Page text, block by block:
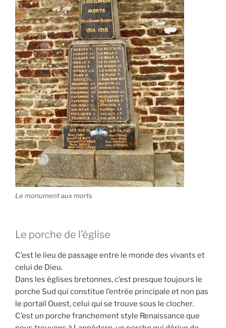
Le monument aux morts
Le porche de l’église
C’est le lieu de passage entre le monde des vivants et
celui de Dieu.
Dans les églises bretonnes, c’est presque toujours le
porche Sud qui constitue l’entrée principale et non pas
le portail Ouest, celui qui se trouve sous le clocher.
C’est un porche franchement style Renaissance que